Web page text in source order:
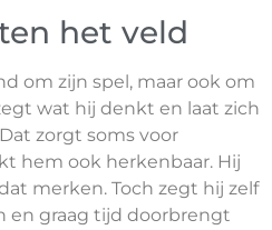
het veld
om zijn spel, maar ook om
wat hij denkt en laat zich
zorgt soms voor
hem ook herkenbaar. Hij
merken. Toch zegt hij zelf
en graag tijd doorbrengt